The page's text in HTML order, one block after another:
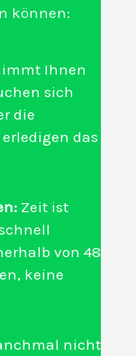
können:
Ihnen
sich
die
das
Zeit ist
von 48
keine
nicht